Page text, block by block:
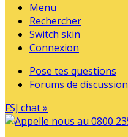
Menu
Rechercher
Switch skin
Connexion
Pose tes questions
Forums de discussion
FSJ chat »